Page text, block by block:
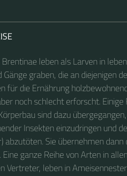
leben als Larven in
Gänge graben, die an diejenigen
für die Ernährung
noch schlecht erforscht.
sind dazu
Insekten einzudringen und
abzutöten. Sie übernehmen
ganze Reihe von Arten in
Vertreter, leben in